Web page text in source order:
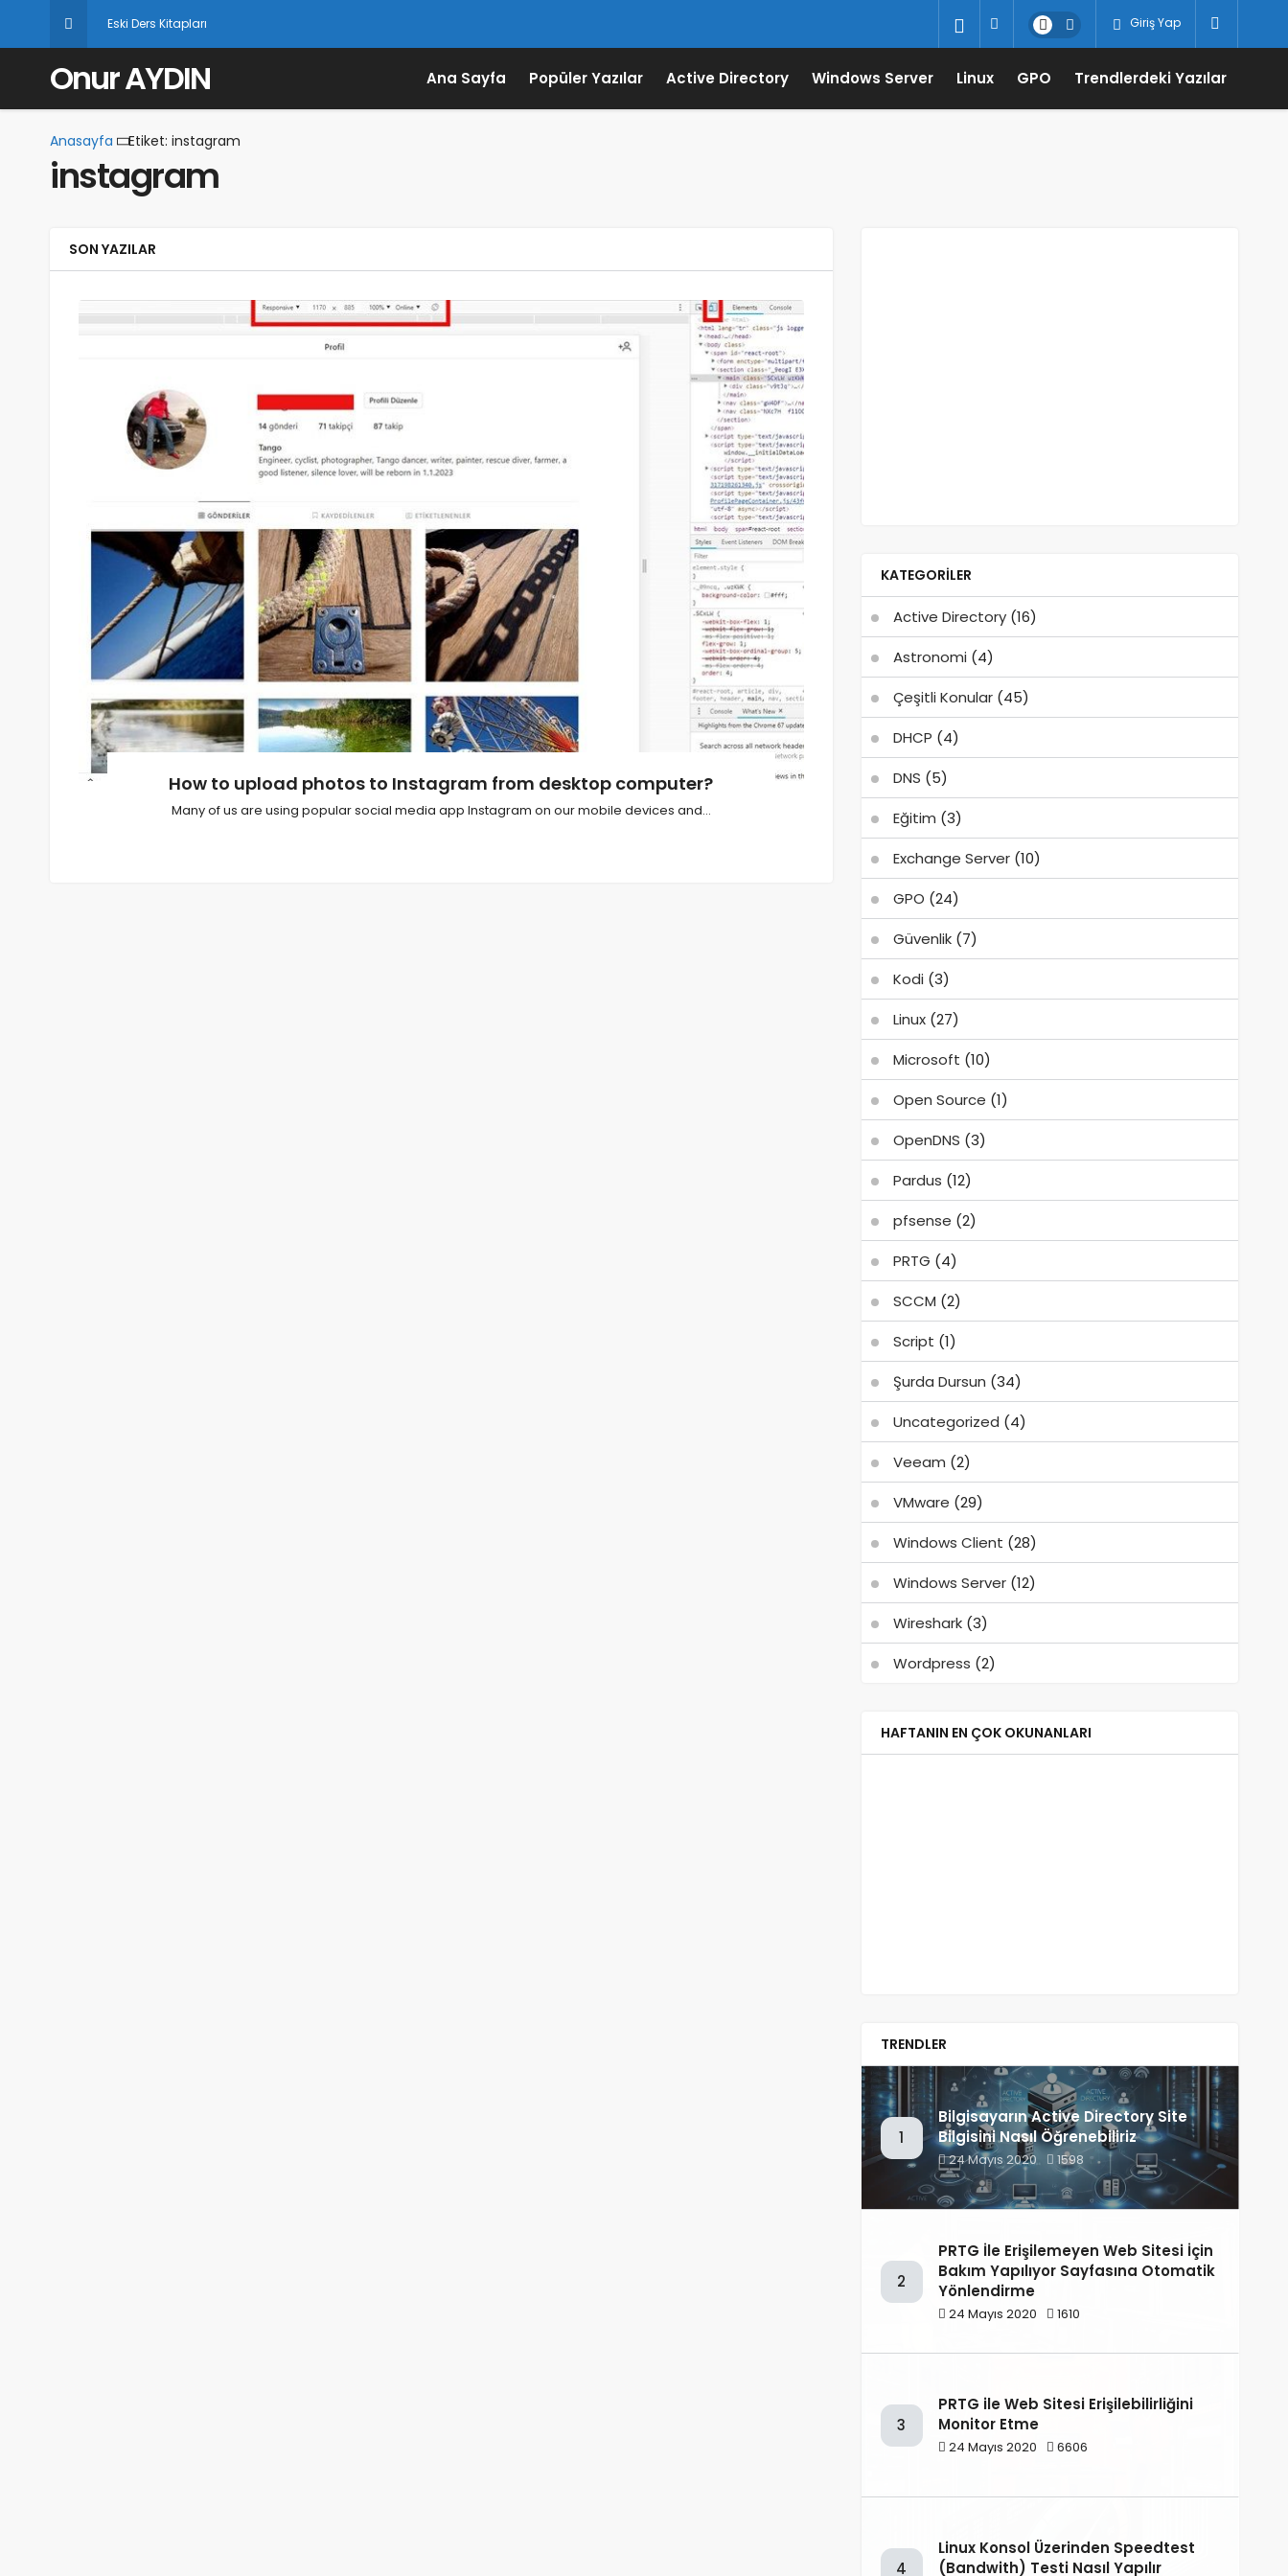
Eski Ders Kitapları Giriş Yap
Onur AYDIN Ana Sayfa Popüler Yazılar Active Directory Windows Server Linux GPO Trendlerdeki Yazılar
Anasayfa Etiket: instagram
instagram
SON YAZILAR
How to upload photos to Instagram from desktop computer?
Many of us are using popular social media app Instagram on our mobile devices and…
KATEGORILER
Active Directory(16)
Astronomi (4)
Çeşitli Konular(45)
DHCP (4)
DNS (5)
Eğitim (3)
Exchange Server(10)
GPO (24)
Güvenlik(7)
Kodi (3)
Linux(27)
Microsoft (10)
Open Source (1)
OpenDNS (3)
Pardus (12)
pfsense (2)
PRTG (4)
SCCM (2)
Script (1)
Şurda Dursun (34)
Uncategorized (4)
Veeam (2)
VMware (29)
Windows Client (28)
Windows Server(12)
Wireshark(3)
Wordpress (2)
HAFTANIN EN ÇOK OKUNANLARI
TRENDLER
1
Bilgisayarın Active Directory Site
Bilgisini Nasıl Öğrenebiliriz
24 Mayıs 2020 1598
2
PRTG İle Erişilemeyen Web Sitesi İçin
Bakım Yapılıyor Sayfasına Otomatik
Yönlendirme
24 Mayıs 2020 1610
3
PRTG ile Web Sitesi Erişilebilirliğini
Monitor Etme
24 Mayıs 2020 6606
4
Linux Konsol Üzerinden Speedtest
(Bandwith) Testi Nasıl Yapılır